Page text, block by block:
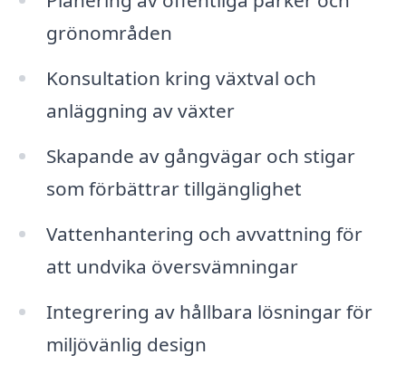
grönområden
Konsultation kring växtval och
anläggning av växter
Skapande av gångvägar och stigar
som förbättrar tillgänglighet
Vattenhantering och avvattning för
att undvika översvämningar
Integrering av hållbara lösningar för
miljövänlig design